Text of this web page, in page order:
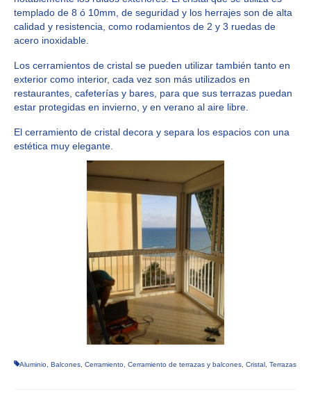
templado de 8 ó 10mm, de seguridad y los herrajes son de alta
calidad y resistencia, como rodamientos de 2 y 3 ruedas de
acero inoxidable.
Los cerramientos de cristal se pueden utilizar también tanto en
exterior como interior, cada vez son más utilizados en
restaurantes, cafeterías y bares, para que sus terrazas puedan
estar protegidas en invierno, y en verano al aire libre.
El cerramiento de cristal decora y separa los espacios con una
estética muy elegante.
Aluminio Balcones Cerramiento Cerramiento de terrazas y balcones Cristal Terrazas